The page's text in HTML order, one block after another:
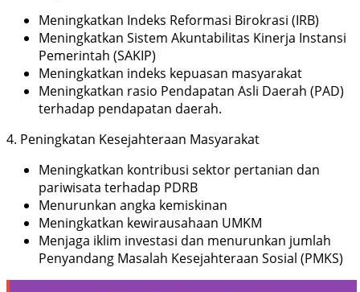
Meningkatkan Indeks Reformasi Birokrasi (IRB)
Meningkatkan Sistem Akuntabilitas Kinerja Instansi
Pemerintah (SAKIP)
Meningkatkan indeks kepuasan masyarakat
Meningkatkan rasio Pendapatan Asli Daerah (PAD)
terhadap pendapatan daerah.
4. Peningkatan Kesejahteraan Masyarakat
Meningkatkan kontribusi sektor pertanian dan
pariwisata terhadap PDRB
Menurunkan angka kemiskinan
Meningkatkan kewirausahaan UMKM
Menjaga iklim investasi dan menurunkan jumlah
Penyandang Masalah Kesejahteraan Sosial (PMKS)